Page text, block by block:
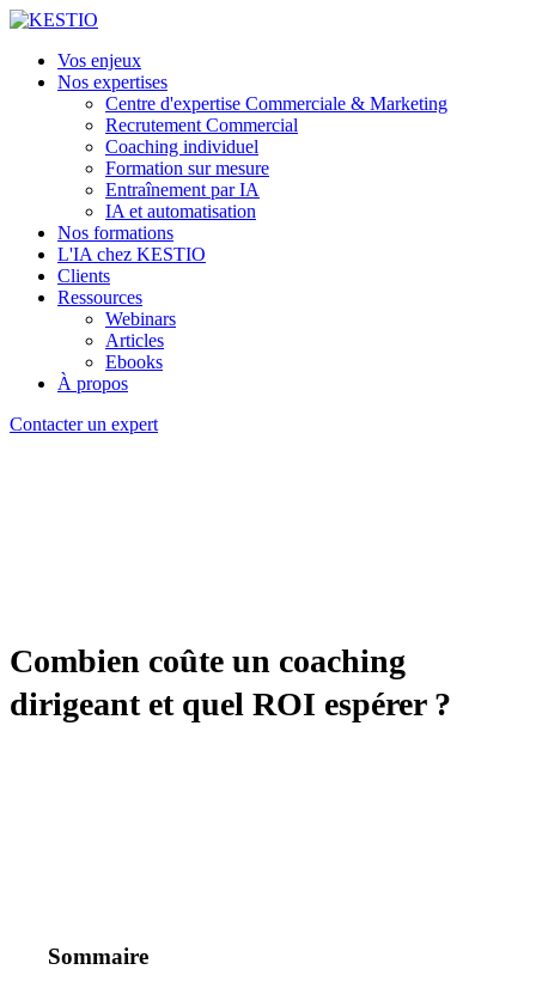
Vos enjeux
Nos expertises
Centre d'expertise Commerciale & Marketing
Recrutement Commercial
Coaching individuel
Formation sur mesure
Entraînement par IA
IA et automatisation
Nos formations
L'IA chez KESTIO
Clients
Ressources
Webinars
Articles
Ebooks
À propos
Contacter un expert
Combien coûte un coaching
dirigeant et quel ROI espérer ?
Sommaire